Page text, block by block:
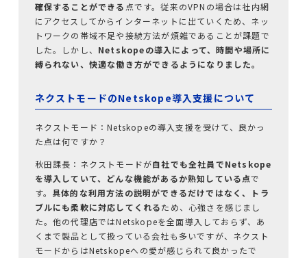
確保することができる 点です。従来のVPNの場合は社内網
にアクセスしてからインターネットに出ていくため、ネッ
トワークの帯域不足や接続方法が煩雑であることが課題で
した。しかし、 Netskopeの導入によって、時間や場所に
縛られない、快適な働き方ができるようになりました。
ネクストモードのNetskope導入支援について
ネクストモード：Netskopeの導入支援を受けて、良かっ
た点は何ですか？
秋田課長：ネクストモードが自社でも全社員でNetskope
を導入していて、どんな機能があるか熟知している点で
す。 具体的な利用方法の説明ができるだけではなく、トラ
ブルにも柔軟に対応してくれるため、心強さを感じまし
た。他の代理店ではNetskopeを全面導入しておらず、あ
くまで製品として扱っている会社も多いですが、ネクスト
モードからはNetskopeへの愛が感じられて良かったで